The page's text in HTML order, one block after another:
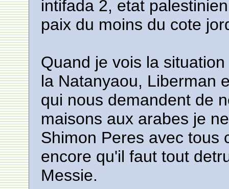
intifada 2, etat
paix du moins du cote
Quand je vois la
la Natanyaou, Liberman
qui nous demandent de
maisons aux arabes je
Shimon Peres avec tous
encore qu'il faut tout
Messie.